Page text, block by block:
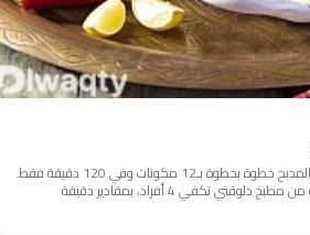
طريقة عمل حلويات المدبح خطوة بخطوة بـ12 مكونات وفي 120 دقيقة فقط.
وصفة سهلة ومجرّبة من مطبخ دلوقتي تكفي 4 أفراد، بمقادير دقيقة